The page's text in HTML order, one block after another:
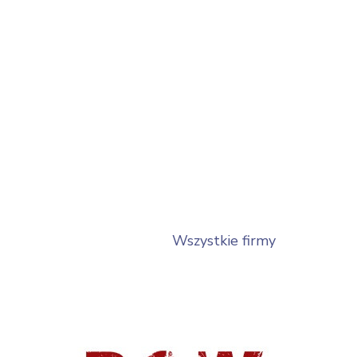
Wszystkie firmy